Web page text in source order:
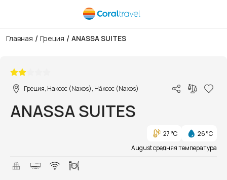
Главная / Греция / ANASSA SUITES
Греция, Наксос (Naxos), На́ксос (Naxos)
ANASSA SUITES
27 °C
26 °C
August средняя температура